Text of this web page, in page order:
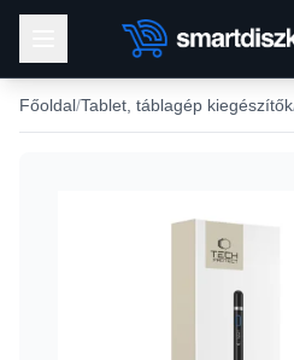
Főoldal Tablet, táblagép kiegészítők